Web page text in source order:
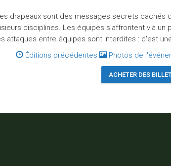
drapeaux sont des messages secrets cachés
disciplines. Les équipes s'affrontent via un
attaques entre équipes sont interdites : c'est
Éditions précédentes
Photos de
ACHETER DES